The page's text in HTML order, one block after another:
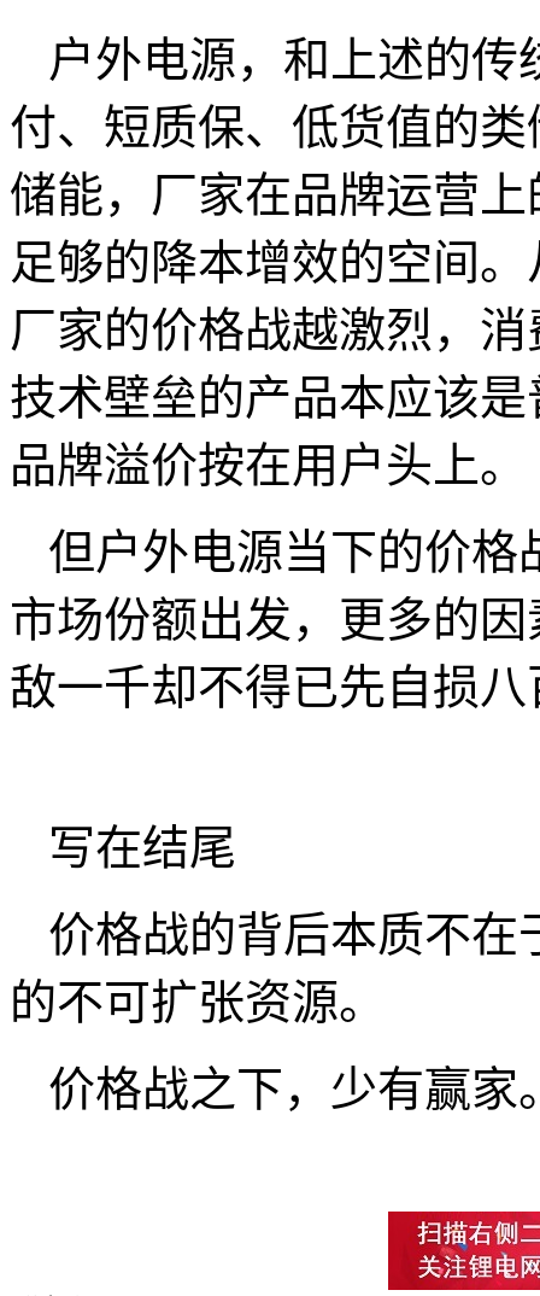
户外电源，和上述的
付、短质保、低货值的
储能，厂家在品牌运营
足够的降本增效的空间
厂家的价格战越激烈，
技术壁垒的产品本应该
品牌溢价按在用户头上。
但户外电源当下的价格
市场份额出发，更多的
敌一千却不得已先自损八
写在结尾
价格战的背后本质不在
的不可扩张资源。
价格战之下，少有赢家